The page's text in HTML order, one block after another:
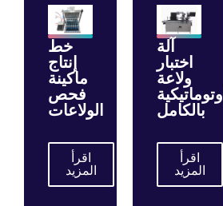
خط
إنتاج
ماكينة
فحص
الولاعات
اقرأ
المزيد
آلة
اختبار
ولاعة
أوتوماتيكية
بالكامل
اقرأ
المزيد